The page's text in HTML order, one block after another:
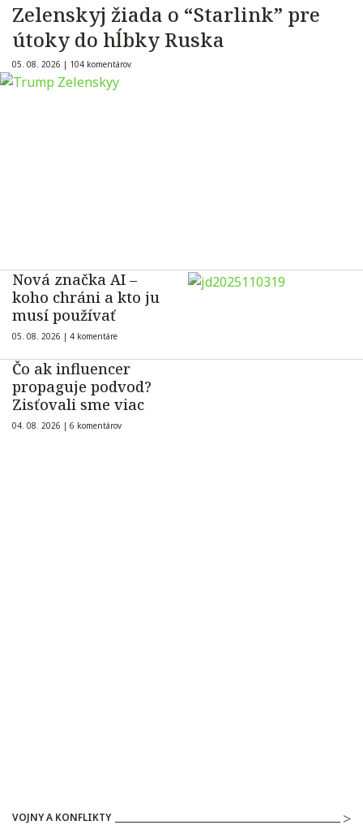
Zelenskyj žiada o “Starlink” pre
útoky do hĺbky Ruska
05. 08. 2026 | 104 komentárov
Nová značka AI –
koho chráni a kto ju
musí používať
05. 08. 2026 | 4 komentáre
Čo ak influencer
propaguje podvod?
Zisťovali sme viac
04. 08. 2026 | 6 komentárov
VOJNY A KONFLIKTY